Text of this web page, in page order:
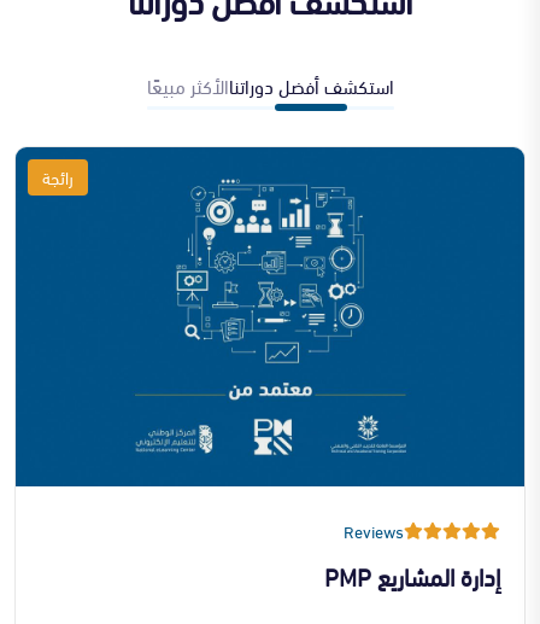
استكشف أفضل دوراتناالأكثر مبيعًا
رائجة
Reviews
إدارة المشاريع PMP